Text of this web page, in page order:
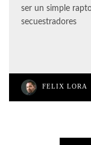
ser un simple
secuestradores
FELIX LORA